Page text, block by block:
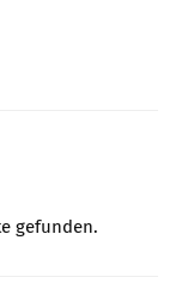
gefunden.